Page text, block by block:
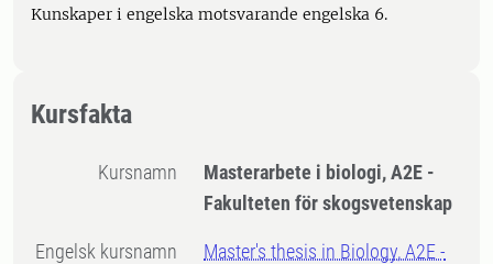
Kunskaper i engelska motsvarande engelska 6.
Kursfakta
Kursnamn
Masterarbete i biologi, A2E -
Fakulteten för skogsvetenskap
Engelsk kursnamn
Master's thesis in Biology, A2E -